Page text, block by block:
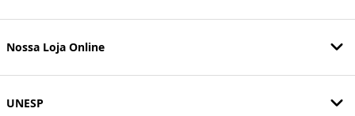
Nossa Loja Online
UNESP